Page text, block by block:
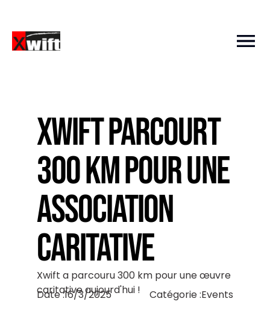
Xwift parcourt
300 km pour une
association
caritative
Xwift a parcouru 300 km pour une œuvre
caritative aujourd'hui !
Date :16/3/2025 Catégorie :Events